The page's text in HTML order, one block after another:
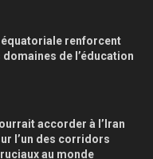
équatoriale renforcent
de l’éducation
accorder à l’Iran
l’un des corridors
au monde